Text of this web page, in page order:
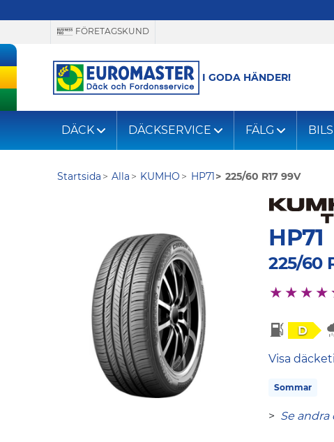
FÖRETAGSKUND
I GODA HÄNDER!
DÄCK DÄCKSERVICE FÄLG
Startsida Alla KUMHO HP71 225/60 R17 99V
HP71
225/60
D
Visa
Sommar
> Se